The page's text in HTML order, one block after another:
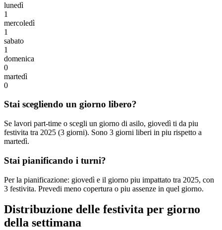
lunedì
1
mercoledì
1
sabato
1
domenica
0
martedì
0
Stai scegliendo un giorno libero?
Se lavori part-time o scegli un giorno di asilo, giovedì ti da piu
festivita tra 2025 (3 giorni). Sono 3 giorni liberi in piu rispetto a
martedì.
Stai pianificando i turni?
Per la pianificazione: giovedì e il giorno piu impattato tra 2025, con
3 festivita. Prevedi meno copertura o piu assenze in quel giorno.
Distribuzione delle festivita per giorno
della settimana